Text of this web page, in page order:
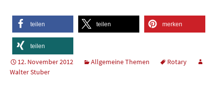
teilen teilen merken
teilen
12. November 2012 Allgemeine Themen
Rotary
Walter Stuber